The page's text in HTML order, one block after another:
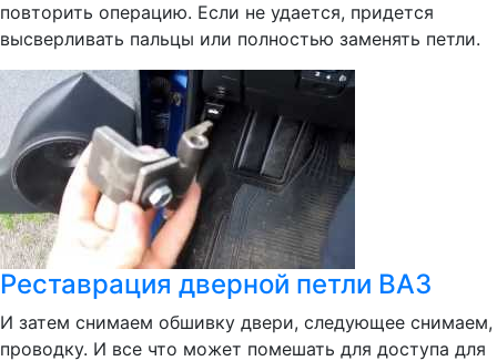
повторить операцию. Если не удается, придется
высверливать пальцы или полностью заменять петли.
Реставрация дверной петли ВАЗ
И затем снимаем обшивку двери, следующее снимаем,
проводку. И все что может помешать для доступа для